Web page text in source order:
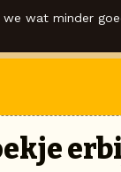
we wat minder